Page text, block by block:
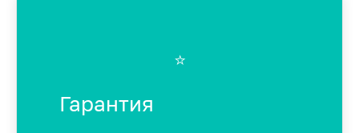
⭐️
Гарантия